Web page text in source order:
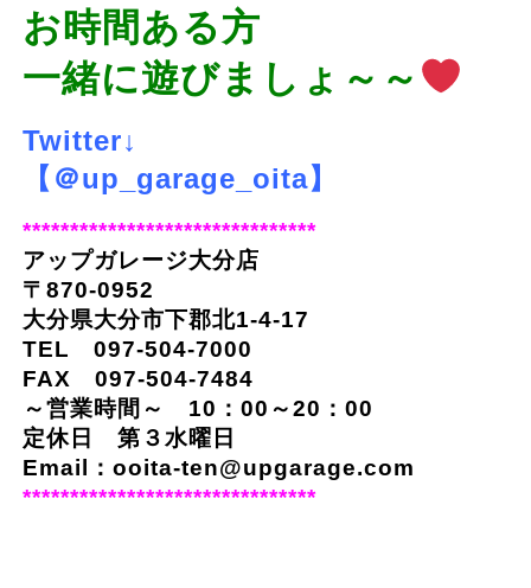
お時間ある方
一緒に遊びましょ～～
Twitter↓
【＠up_garage_oita】
*******************************
アップガレージ大分店
〒870-0952
大分県大分市下郡北1-4-17
TEL 097-504-7000
FAX 097-504-7484
～営業時間～ 10：00～20：00
定休日 第３水曜日
Email：ooita-ten@upgarage.com
*******************************